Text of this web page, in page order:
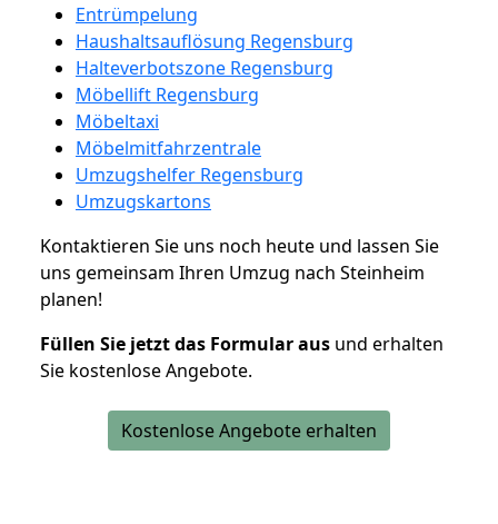
Entrümpelung
Haushaltsauflösung Regensburg
Halteverbotszone Regensburg
Möbellift Regensburg
Möbeltaxi
Möbelmitfahrzentrale
Umzugshelfer Regensburg
Umzugskartons
Kontaktieren Sie uns noch heute und lassen Sie
uns gemeinsam Ihren Umzug nach Steinheim
planen!
Füllen Sie jetzt das Formular aus und erhalten
Sie kostenlose Angebote.
Kostenlose Angebote erhalten